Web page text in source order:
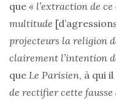
que « l’extraction de
multitude
projecteurs la religion
clairement l’intention
que Le Parisien, à qui
de rectifier cette fausse